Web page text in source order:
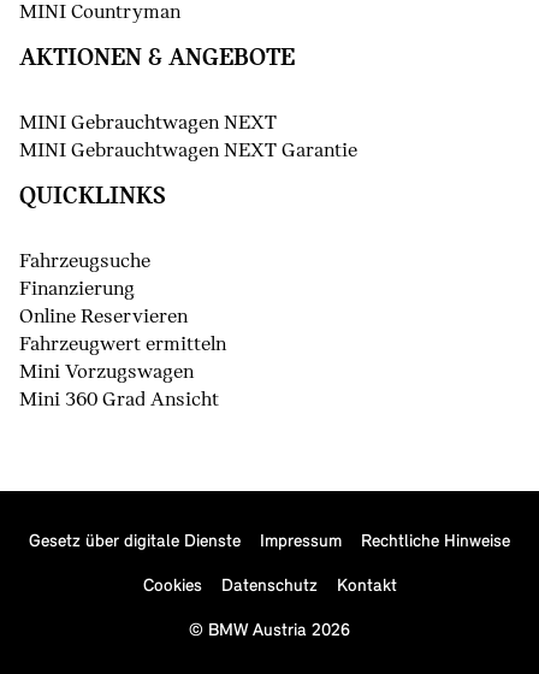
MINI Countryman
AKTIONEN & ANGEBOTE
MINI Gebrauchtwagen NEXT
MINI Gebrauchtwagen NEXT Garantie
QUICKLINKS
Fahrzeugsuche
Finanzierung
Online Reservieren
Fahrzeugwert ermitteln
Mini Vorzugswagen
Mini 360 Grad Ansicht
Gesetz über digitale Dienste Impressum Rechtliche Hinweise
Cookies Datenschutz Kontakt
© BMW Austria 2026